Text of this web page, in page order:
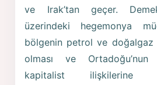
ve Irak’tan geçer.
üzerindeki hegemonya
bölgenin petrol ve doğalgaz
olması ve Ortadoğu’nun
kapitalist ilişkilerine